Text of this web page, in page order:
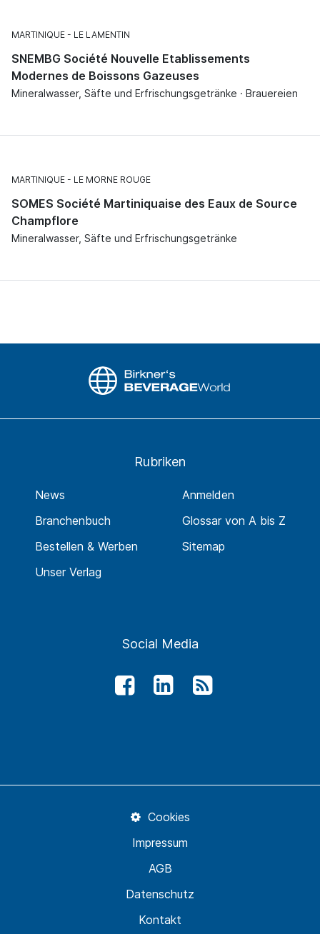
MARTINIQUE LE LAMENTIN
SNEMBG Société Nouvelle Etablissements
Modernes de Boissons Gazeuses
Mineralwasser, Säfte und Erfrischungsgetränke · Brauereien
MARTINIQUE LE MORNE ROUGE
SOMES Société Martiniquaise des Eaux de Source
Champflore
Mineralwasser, Säfte und Erfrischungsgetränke
Rubriken
News
Branchenbuch
Bestellen & Werben
Unser Verlag
Anmelden
Glossar von A bis Z
Sitemap
Social Media
Kontakt
Datenschutz
AGB
Impressum
Cookies